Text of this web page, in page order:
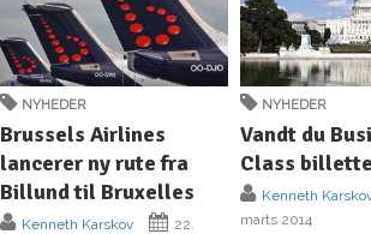
NYHEDER
Brussels Airlines
lancerer ny rute fra
Billund til Bruxelles
Kenneth Karskov
22.
NYHEDER
Vandt du
Class
Kenneth
marts 2014